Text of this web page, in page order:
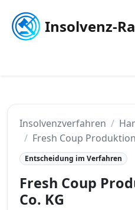
Insolvenz-
Insolvenzverfahren
Fresh Coup
Entscheidung im Verfahren
Fresh Coup
Co. KG